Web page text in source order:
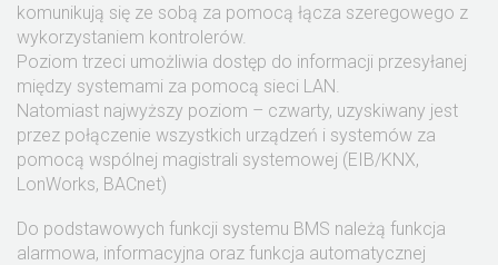
komunikują się ze sobą za pomocą łącza szeregowego z
wykorzystaniem kontrolerów.
Poziom trzeci umożliwia dostęp do informacji przesyłanej
między systemami za pomocą sieci LAN.
Natomiast najwyższy poziom – czwarty, uzyskiwany jest
przez połączenie wszystkich urządzeń i systemów za
pomocą wspólnej magistrali systemowej (EIB/KNX,
LonWorks, BACnet)
Do podstawowych funkcji systemu BMS należą funkcja
alarmowa, informacyjna oraz funkcja automatycznej